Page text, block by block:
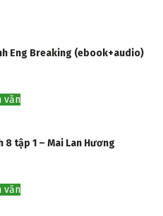
Eng Breaking (ebook+audio)
văn
8 tập 1 – Mai Lan Hương
văn